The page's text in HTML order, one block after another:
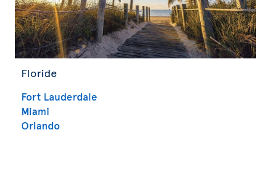
Floride
Fort Lauderdale
Miami
Orlando